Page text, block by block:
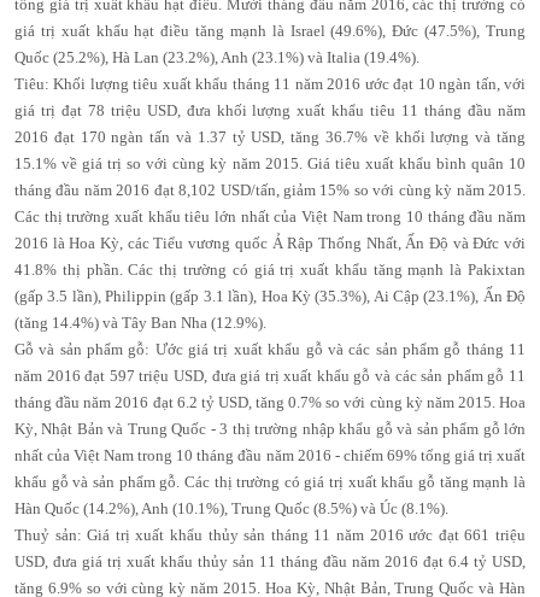
tổng giá trị xuất khẩu hạt điều. Mười tháng đầu năm 2016, các thị trường có
giá trị xuất khẩu hạt điều tăng mạnh là Israel (49.6%), Đức (47.5%), Trung
Quốc (25.2%), Hà Lan (23.2%), Anh (23.1%) và Italia (19.4%).
Tiêu: Khối lượng tiêu xuất khẩu tháng 11 năm 2016 ước đạt 10 ngàn tấn, với
giá trị đạt 78 triệu USD, đưa khối lượng xuất khẩu tiêu 11 tháng đầu năm
2016 đạt 170 ngàn tấn và 1.37 tỷ USD, tăng 36.7% về khối lượng và tăng
15.1% về giá trị so với cùng kỳ năm 2015. Giá tiêu xuất khẩu bình quân 10
tháng đầu năm 2016 đạt 8,102 USD/tấn, giảm 15% so với cùng kỳ năm 2015.
Các thị trường xuất khẩu tiêu lớn nhất của Việt Nam trong 10 tháng đầu năm
2016 là Hoa Kỳ, các Tiểu vương quốc Ả Rập Thống Nhất, Ấn Độ và Đức với
41.8% thị phần. Các thị trường có giá trị xuất khẩu tăng mạnh là Pakixtan
(gấp 3.5 lần), Philippin (gấp 3.1 lần), Hoa Kỳ (35.3%), Ai Cập (23.1%), Ấn Độ
(tăng 14.4%) và Tây Ban Nha (12.9%).
Gỗ và sản phẩm gỗ: Ước giá trị xuất khẩu gỗ và các sản phẩm gỗ tháng 11
năm 2016 đạt 597 triệu USD, đưa giá trị xuất khẩu gỗ và các sản phẩm gỗ 11
tháng đầu năm 2016 đạt 6.2 tỷ USD, tăng 0.7% so với cùng kỳ năm 2015. Hoa
Kỳ, Nhật Bản và Trung Quốc - 3 thị trường nhập khẩu gỗ và sản phẩm gỗ lớn
nhất của Việt Nam trong 10 tháng đầu năm 2016 - chiếm 69% tổng giá trị xuất
khẩu gỗ và sản phẩm gỗ. Các thị trường có giá trị xuất khẩu gỗ tăng mạnh là
Hàn Quốc (14.2%), Anh (10.1%), Trung Quốc (8.5%) và Úc (8.1%).
Thuỷ sản: Giá trị xuất khẩu thủy sản tháng 11 năm 2016 ước đạt 661 triệu
USD, đưa giá trị xuất khẩu thủy sản 11 tháng đầu năm 2016 đạt 6.4 tỷ USD,
tăng 6.9% so với cùng kỳ năm 2015. Hoa Kỳ, Nhật Bản, Trung Quốc và Hàn